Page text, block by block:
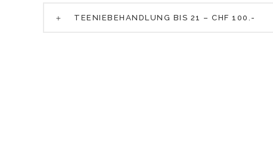
TEENIEBEHANDLUNG BIS 21 – CHF 100.-